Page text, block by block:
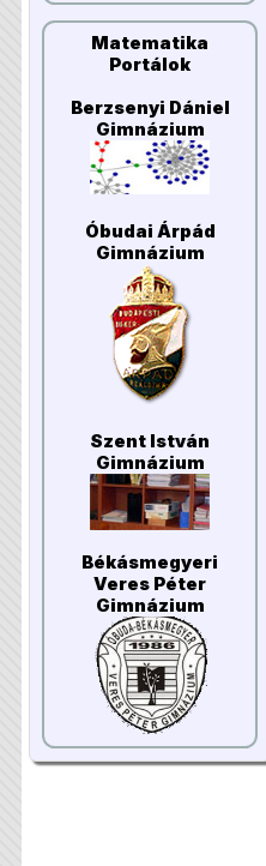
Matematika
Portálok
Berzsenyi Dániel
Gimnázium
Óbudai Árpád
Gimnázium
Szent István
Gimnázium
Békásmegyeri
Veres Péter
Gimnázium